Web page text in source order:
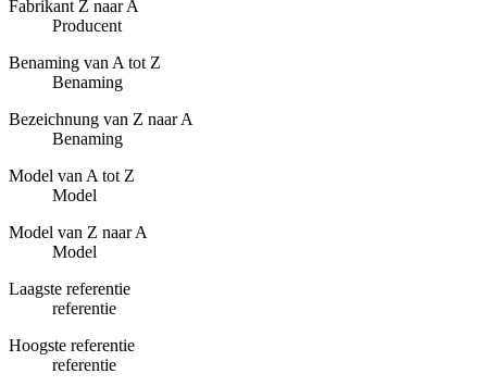
Fabrikant Z naar A
Producent
Benaming van A tot Z
Benaming
Bezeichnung van Z naar A
Benaming
Model van A tot Z
Model
Model van Z naar A
Model
Laagste referentie
referentie
Hoogste referentie
referentie